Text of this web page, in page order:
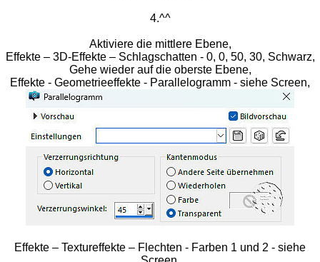
4.^^
Aktiviere die mittlere Ebene,
Effekte – 3D-Effekte – Schlagschatten - 0, 0, 50, 30, Schwarz,
Gehe wieder auf die oberste Ebene,
Effekte - Geometrieeffekte - Parallelogramm - siehe Screen,
Effekte – Textureffekte – Flechten - Farben 1 und 2 - siehe